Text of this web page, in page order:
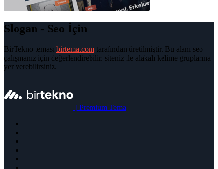
Slogan - Seo İçin
BirTekno teması birtema.com tarafından üretilmiştir. Bu alanı seo
çalışmanız için değerlendirebilir, siteniz ile alakalı kelime gruplarına
yer verebilirsiniz.
| Premium Tema